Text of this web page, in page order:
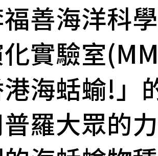
善海洋科
實驗室
海蛞蝓!」
羅大眾的